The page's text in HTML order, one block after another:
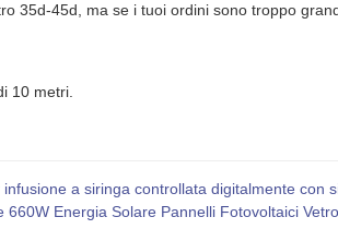
35d-45d, ma se i tuoi ordini sono troppo
10 metri.
infusione a siringa controllata digitalmente con
660W Energia Solare Pannelli Fotovoltaici